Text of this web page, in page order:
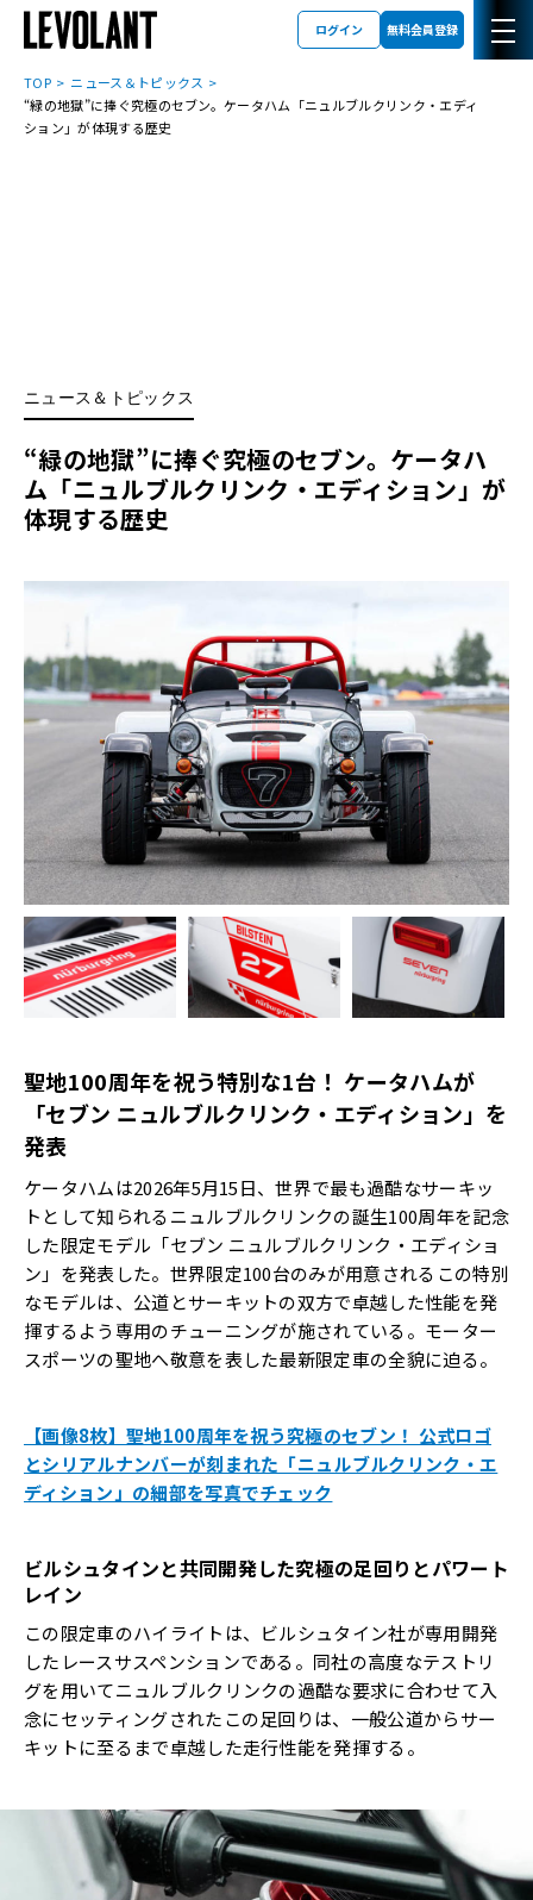
ログイン 無料会員登録
TOP
ニュース＆トピックス
“緑の地獄”に捧ぐ究極のセブン。ケータハム「ニュルブルクリンク・エディ
ション」が体現する歴史
ニュース＆トピックス
“緑の地獄”に捧ぐ究極のセブン。ケータハ
ム「ニュルブルクリンク・エディション」が
体現する歴史
聖地100周年を祝う特別な1台！ ケータハムが
「セブン ニュルブルクリンク・エディション」を
発表
ケータハムは2026年5月15日、世界で最も過酷なサーキッ
トとして知られるニュルブルクリンクの誕生100周年を記念
した限定モデル「セブン ニュルブルクリンク・エディショ
ン」を発表した。世界限定100台のみが用意されるこの特別
なモデルは、公道とサーキットの双方で卓越した性能を発
揮するよう専用のチューニングが施されている。モーター
スポーツの聖地へ敬意を表した最新限定車の全貌に迫る。
【画像8枚】聖地100周年を祝う究極のセブン！ 公式ロゴ
とシリアルナンバーが刻まれた「ニュルブルクリンク・エ
ディション」の細部を写真でチェック
ビルシュタインと共同開発した究極の足回りとパワート
レイン
この限定車のハイライトは、ビルシュタイン社が専用開発
したレースサスペンションである。同社の高度なテストリ
グを用いてニュルブルクリンクの過酷な要求に合わせて入
念にセッティングされたこの足回りは、一般公道からサー
キットに至るまで卓越した走行性能を発揮する。